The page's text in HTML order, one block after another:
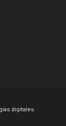
digitales